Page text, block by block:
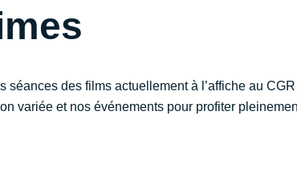
séances des films actuellement à l’affiche au
variée et nos événements pour profiter